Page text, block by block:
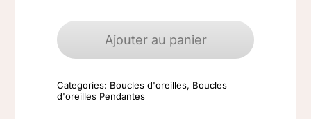
de
argent
Ajouter au panier
Categories: Boucles d'oreilles, Boucles
d'oreilles Pendantes